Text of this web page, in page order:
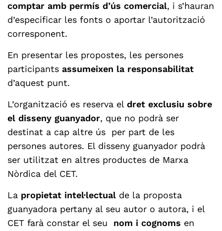
comptar amb permís d’ús comercial, i s’hauran
d’especificar les fonts o aportar l’autorització
corresponent.
En presentar les propostes, les persones
participants assumeixen la responsabilitat
d’aquest punt.
L’organització es reserva el dret exclusiu sobre
el disseny guanyador, que no podrà ser
destinat a cap altre ús per part de les
persones autores. El disseny guanyador podrà
ser utilitzat en altres productes de Marxa
Nòrdica del CET.
La propietat intel·lectual de la proposta
guanyadora pertany al seu autor o autora, i el
CET farà constar el seu nom i cognoms en